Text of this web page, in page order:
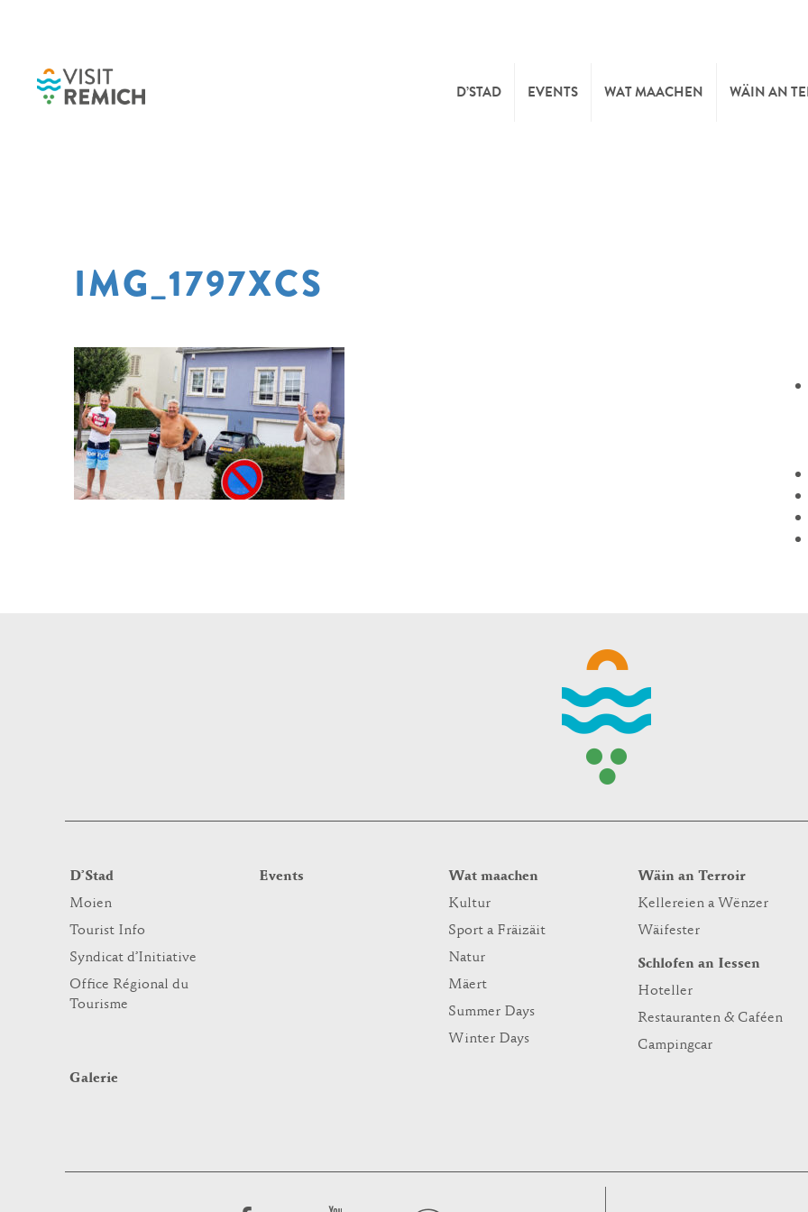
D’STAD EVENTS WAT MAACHEN WÄIN AN
IMG_1797XCS
D’Stad
Moien
Tourist Info
Syndicat d’Initiative
Office Régional du
Tourisme
Events
Wat maachen
Kultur
Sport a Fräizäit
Natur
Mäert
Summer Days
Winter Days
Wäin an Terroir
Kellereien a Wënzer
Wäifester
Schlofen an Iessen
Hoteller
Restauranten & Caféen
Campingcar
Galerie